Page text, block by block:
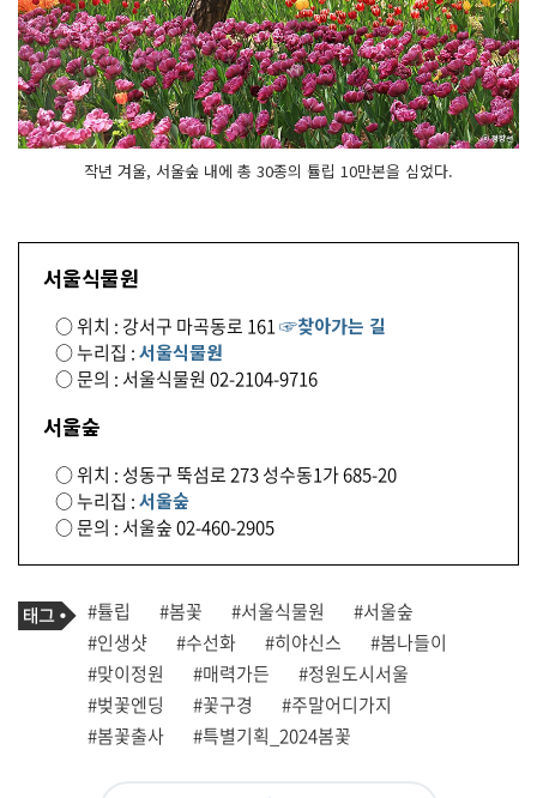
작년 겨울, 서울숲 내에 총 30종의 튤립 10만본을 심었다.
서울식물원
○ 위치 : 강서구 마곡동로 161☞찾아가는 길
○ 누리집 :서울식물원
○ 문의 : 서울식물원 02-2104-9716
서울숲
○ 위치 : 성동구 뚝섬로 273 성수동1가 685-20
○ 누리집 :서울숲
○ 문의 : 서울숲 02-460-2905
기
사
관
련
태
그
태
그
#튤립 #봄꽃 #서울식물원
#서울숲
#인생샷
#수선화 #히야신스
#봄나들이
#맞이정원
#매력가든
#정원도시서울
#벚꽃엔딩
#꽃구경
#주말어디가지
#봄꽃출사
#특별기획_2024봄꽃